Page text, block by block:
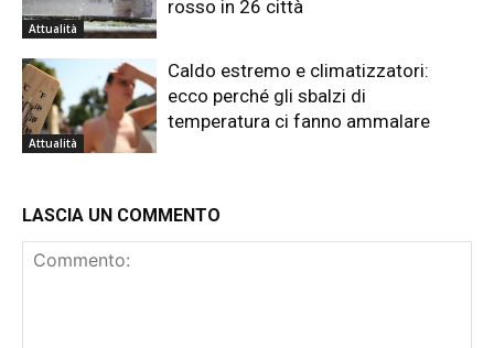
Attualità
rosso in 26 città
Attualità
Caldo estremo e climatizzatori:
ecco perché gli sbalzi di
temperatura ci fanno ammalare
LASCIA UN COMMENTO